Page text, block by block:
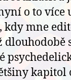
o to více
kdy mne
kapitol